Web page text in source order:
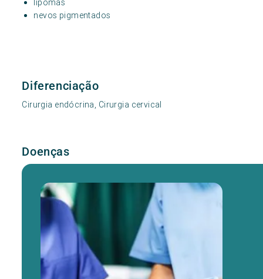
lipomas
nevos pigmentados
Diferenciação
Cirurgia endócrina, Cirurgia cervical
Doenças